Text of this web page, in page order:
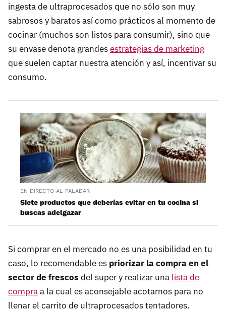
ingesta de ultraprocesados que no sólo son muy
sabrosos y baratos así como prácticos al momento de
cocinar (muchos son listos para consumir), sino que
su envase denota grandesestrategias de marketing
que suelen captar nuestra atención y así, incentivar su
consumo.
EN DIRECTO AL PALADAR
Siete productos que deberías evitar en tu cocina si
buscas adelgazar
Si comprar en el mercado no es una posibilidad en tu
caso, lo recomendable es priorizar la compra en el
sector de frescos del super y realizar una lista de
compraa la cual es aconsejable acotarnos para no
llenar el carrito de ultraprocesados tentadores.